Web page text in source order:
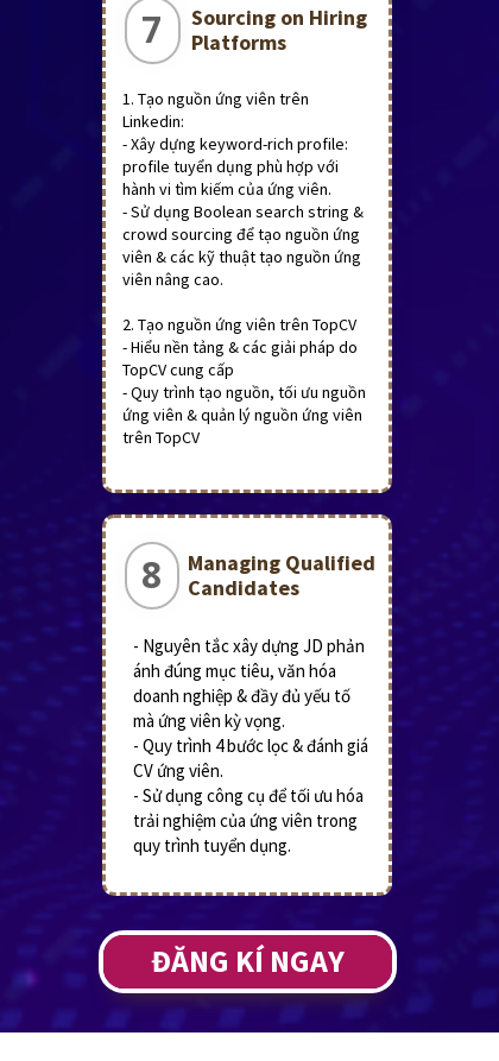
ĐĂNG KÍ NGAY
Sourcing on Hiring
Platforms
1. Tạo nguồn ứng viên trên
Linkedin:
- Xây dựng keyword-rich profile:
profile tuyển dụng phù hợp với
hành vi tìm kiếm của ứng viên.
- Sử dụng Boolean search string &
crowd sourcing để tạo nguồn ứng
viên & các kỹ thuật tạo nguồn ứng
viên nâng cao.
2. Tạo nguồn ứng viên trên TopCV
- Hiểu nền tảng & các giải pháp do
TopCV cung cấp
- Quy trình tạo nguồn, tối ưu nguồn
ứng viên & quản lý nguồn ứng viên
trên TopCV
7
Managing Qualified
Candidates
- Nguyên tắc xây dựng JD phản
ánh đúng mục tiêu, văn hóa
doanh nghiệp & đầy đủ yếu tố
mà ứng viên kỳ vọng.
- Quy trình 4 bước lọc & đánh giá
CV ứng viên.
- Sử dụng công cụ để tối ưu hóa
trải nghiệm của ứng viên trong
quy trình tuyển dụng.
8